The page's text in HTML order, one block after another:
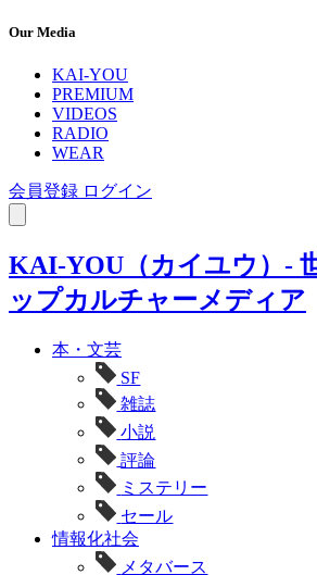
Our Media
KAI-YOU
PREMIUM
VIDEOS
RADIO
WEAR
会員登録 ログイン
KAI-YOU（カイユウ）-
ップカルチャーメディア
本・文芸
SF
雑誌
小説
評論
ミステリー
セール
情報化社会
メタバース